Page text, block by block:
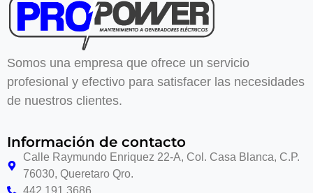
Somos una empresa que ofrece un servicio
profesional y efectivo para satisfacer las necesidades
de nuestros clientes.
Información de contacto
Calle Raymundo Enriquez 22-A, Col. Casa Blanca, C.P.
76030, Queretaro Qro.
442 191 3686